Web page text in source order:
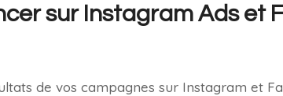
sur Instagram Ads et
de vos campagnes sur Instagram et